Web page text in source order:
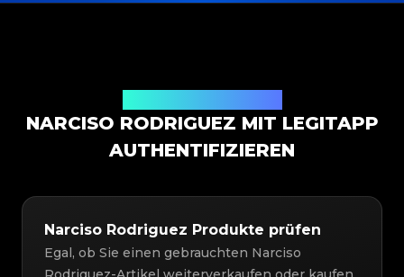
NARCISO RODRIGUEZ MIT LEGITAPP
AUTHENTIFIZIEREN
Narciso Rodriguez Produkte prüfen
Egal, ob Sie einen gebrauchten Narciso